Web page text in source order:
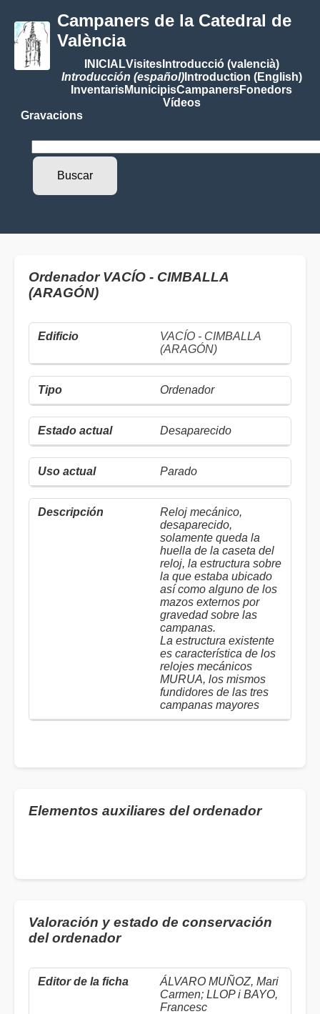
Campaners de la Catedral de
València
INICIALVisitesIntroducció (valencià)
Introducción (español)Introduction (English)
InventarisMunicipisCampanersFonedors
Vídeos
Gravacions
Ordenador VACÍO - CIMBALLA
(ARAGÓN)
VACÍO - CIMBALLA
(ARAGÓN)
Ordenador
Desaparecido
Parado
Reloj mecánico,
desaparecido,
solamente queda la
huella de la caseta del
reloj, la estructura sobre
la que estaba ubicado
así como alguno de los
mazos externos por
gravedad sobre las
campanas.
La estructura existente
es característica de los
relojes mecánicos
MURUA, los mismos
fundidores de las tres
campanas mayores
Elementos auxiliares del ordenador
Valoración y estado de conservación
del ordenador
ÁLVARO MUÑOZ, Mari
Carmen; LLOP i BAYO,
Francesc